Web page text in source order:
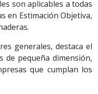
son aplicables a todas
en Estimación Objetiva,
generales, destaca el
de pequeña dimensión,
que cumplan los